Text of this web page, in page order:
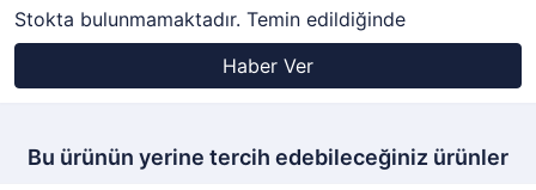
Stokta bulunmamaktadır. Temin edildiğinde
Haber Ver
Bu ürünün yerine tercih edebileceğiniz ürünler